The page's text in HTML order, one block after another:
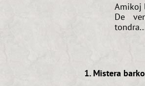
Amikoj
De
1. Mistera barko